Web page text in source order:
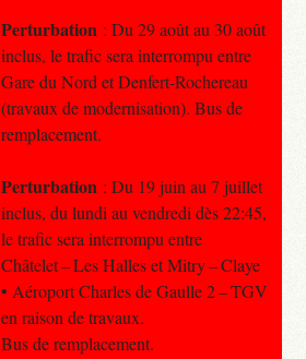
Perturbation : Du 29 août au 30 août
inclus, le trafic sera interrompu entre
Gare du Nord et Denfert-Rochereau
(travaux de modernisation). Bus de
remplacement.
Perturbation : Du 19 juin au 7 juillet
inclus, du lundi au vendredi dès 22:45,
le trafic sera interrompu entre
Châtelet – Les Halles et Mitry – Claye
• Aéroport Charles de Gaulle 2 – TGV
en raison de travaux.
Bus de remplacement.